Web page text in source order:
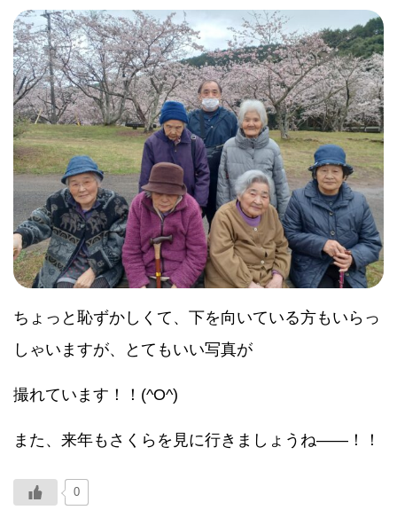
ちょっと恥ずかしくて、下を向いている方もいらっ
しゃいますが、とてもいい写真が
撮れています！！(^O^)
また、来年もさくらを見に行きましょうね――！！
0